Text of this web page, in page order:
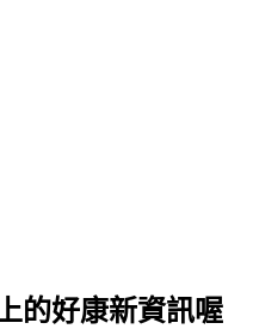
的好康新資訊喔